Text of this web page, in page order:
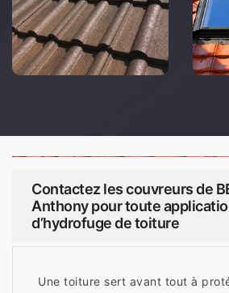
Contactez les couvreurs de
Anthony pour toute
d’hydrofuge de toiture
Une toiture sert avant tout à